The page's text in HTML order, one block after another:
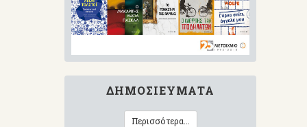
ΔΗΜΟΣΙΕΎΜΑΤΑ
Περισσότερα...